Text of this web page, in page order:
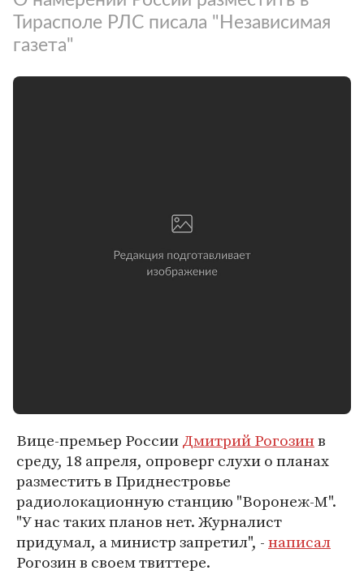
Тирасполе РЛС писала "Независимая
газета"
Вице-премьер РоссииДмитрий Рогозинв
среду, 18 апреля, опроверг слухи о планах
разместить в Приднестровье
радиолокационную станцию "Воронеж-М".
"У нас таких планов нет. Журналист
придумал, а министр запретил", -написал
Рогозин в своем твиттере.